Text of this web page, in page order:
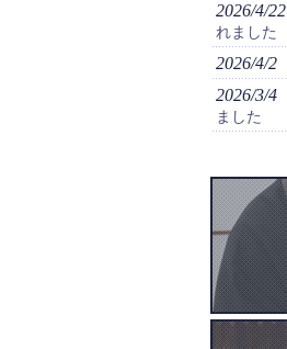
2026/4/22
れました
2026/4/2
2026/3/4
ました